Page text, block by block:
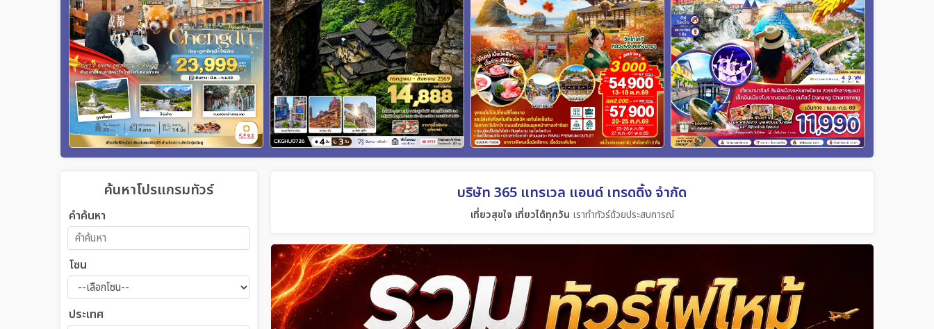
ค้นหาโปรแกรมทัวร์
คำค้นหา
โซน
ประเทศ
บริษัท 365 แทรเวล แอนด์ เทรดดิ้ง จำกัด
เที่ยวสุขใจ เที่ยวได้ทุกวัน เราทำทัวร์ด้วยประสบการณ์